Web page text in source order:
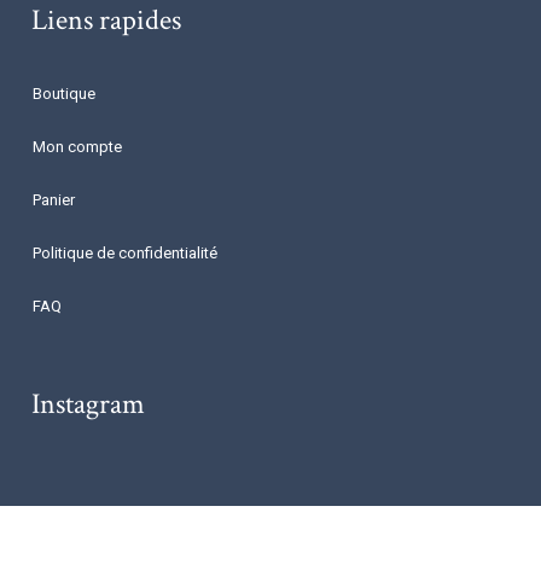
Liens rapides
Boutique
Mon compte
Panier
Politique de confidentialité
FAQ
Instagram